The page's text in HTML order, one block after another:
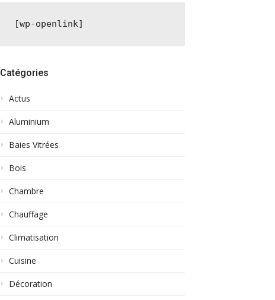
[wp-openlink]
Catégories
Actus
Aluminium
Baies Vitrées
Bois
Chambre
Chauffage
Climatisation
Cuisine
Décoration